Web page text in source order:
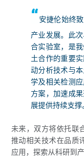
“安捷伦始终
产业发展。此
合实验室，是
土合作的重要
动分析技术与
学及相关检测
方案，加速成
展提供持续支撑
未来，双方将依托联
推动相关技术在品质
应用，探索从科研到